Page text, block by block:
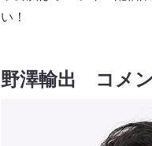
い！
野澤輸出 コメ